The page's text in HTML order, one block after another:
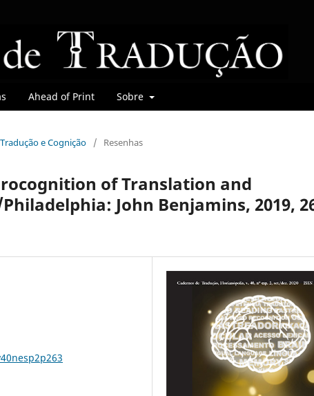
Ahead of Print Sobre
e Cognição / Resenhas
of Translation and
John Benjamins, 2019,